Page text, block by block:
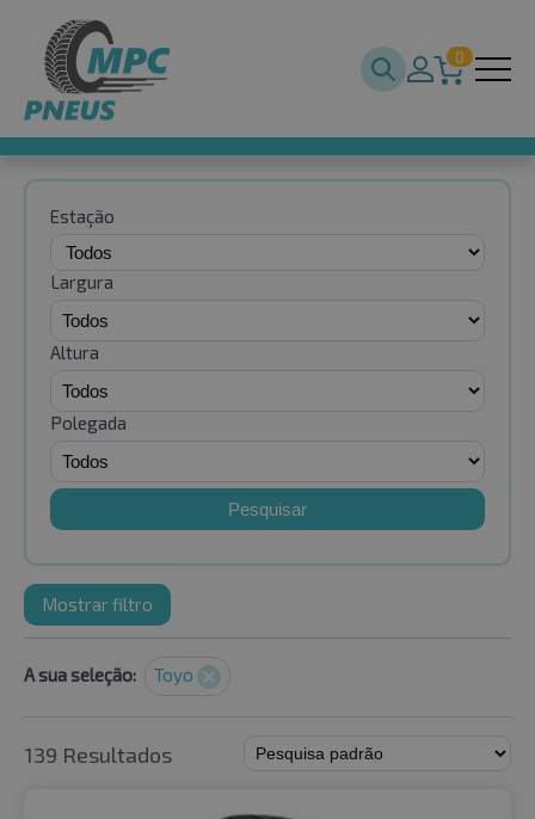
0
Estação
Largura
Altura
Polegada
Pesquisar
Mostrar filtro
A sua seleção: Toyo
139 Resultados